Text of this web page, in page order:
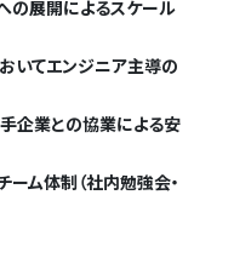
の展開によるスケール
いてエンジニア主導の
企業との協業による安
ム体制（社内勉強会・